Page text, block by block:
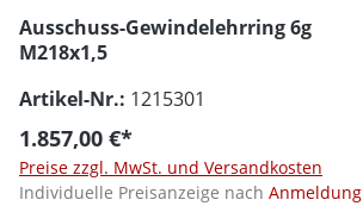
Ausschuss-Gewindelehrring 6g
M218x1,5
Artikel-Nr.: 1215301
1.857,00 €*
Preise zzgl. MwSt. und Versandkosten
Individuelle Preisanzeige nach Anmeldung